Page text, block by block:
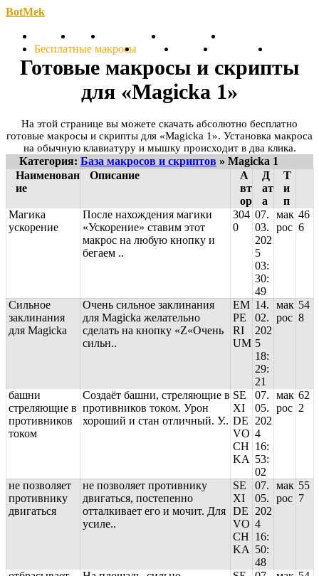
BotMek
Скачать
Обзор Обновления Инструкция
Бесплатные макросы Тарифы Отзывы Поддержка
Готовые макросы и скрипты
для «Magicka 1»
На этой странице вы можете скачать абсолютно бесплатно
готовые макросы и скрипты для «Magicka 1». Установка макроса
на обычную клавиатуру и мышку происходит в два клика.
Категория: База макросов и скриптов » Magicka 1
Наименован
ие
Описание
А
вт
ор
Д
ат
а
Т
и
п
Магика
ускорение
После нахождения магики
«Ускорение» ставим этот
макрос на любую кнопку и
бегаем ..
304
0
07.
03.
202
5
03:
30:
49
мак
рос
46
6
Сильное
заклинания
для Magicka
Очень сильное заклинания
для Magicka желательно
сделать на кнопку «Z«Очень
сильн..
EM
PE
RI
UM
14.
02.
202
5
18:
29:
21
мак
рос
54
8
башни
стреляющие в
противников
током
Cоздаёт башни, стреляющие в
противников током. Урон
хороший и стан отличный. У..
SE
XI
DE
VO
CH
KA
07.
05.
202
4
16:
53:
02
мак
рос
62
2
не позволяет
противнику
двигаться
не позволяет противнику
двигаться, постепенно
отталкивает его и мочит. Для
усиле..
SE
XI
DE
VO
CH
KA
07.
05.
202
4
16:
50:
48
мак
рос
55
7